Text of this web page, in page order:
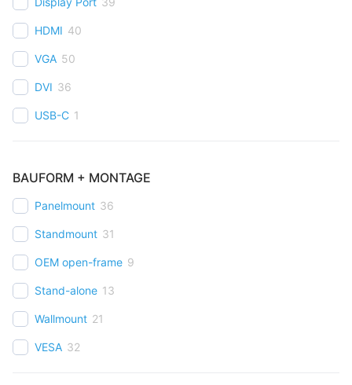
HDMI 40
VGA 50
DVI 36
USB-C 1
BAUFORM + MONTAGE
Panelmount 36
Standmount 31
OEM open-frame 9
Stand-alone 13
Wallmount 21
VESA 32